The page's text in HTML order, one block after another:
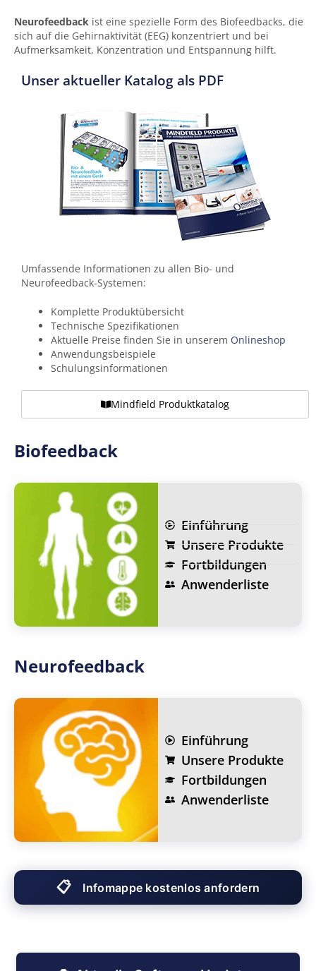
Neurofeedback ist eine spezielle Form des Biofeedbacks, die
sich auf die Gehirnaktivität (EEG) konzentriert und bei
Aufmerksamkeit, Konzentration und Entspannung hilft.
Unser aktueller Katalog als PDF
Umfassende Informationen zu allen Bio- und
Neurofeedback-Systemen:
Komplette Produktübersicht
Technische Spezifikationen
Aktuelle Preise finden Sie in unserem Onlineshop
Anwendungsbeispiele
Schulungsinformationen
Mindfield Produktkatalog
Biofeedback
Einführung
Unsere Produkte
Fortbildungen
Anwenderliste
Neurofeedback
Einführung
Unsere Produkte
Fortbildungen
Anwenderliste
📋 Infomappe kostenlos anfordern
Umfassende Informationen zu Biofeedback- und